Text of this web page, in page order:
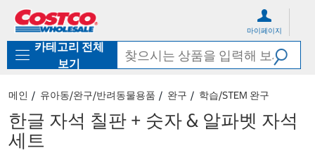
로
기
가
마이페이지
카테고리 전체
보기
메인 유아동/완구/반려동물용품 완구 학습/STEM 완구
한글 자석 칠판 + 숫자 & 알파벳 자석
세트